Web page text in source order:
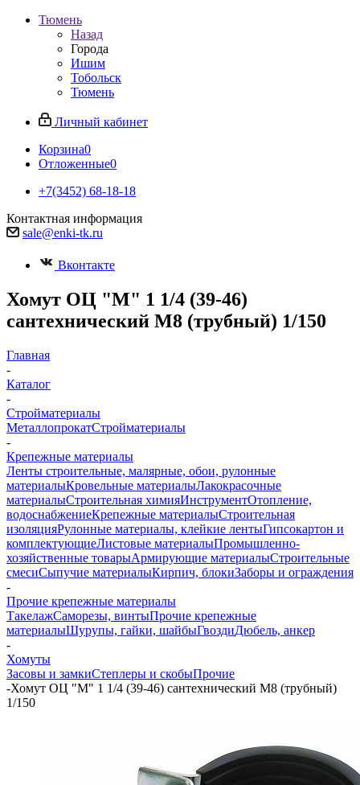
Тюмень
Назад
Города
Ишим
Тобольск
Тюмень
Личный кабинет
Корзина0
Отложенные0
+7(3452) 68-18-18
Контактная информация
sale@enki-tk.ru
Вконтакте
Хомут ОЦ "М" 1 1/4 (39-46)
сантехнический М8 (трубный) 1/150
Главная
-
Каталог
-
Стройматериалы
МеталлопрокатСтройматериалы
-
Крепежные материалы
Ленты строительные, малярные, обои, рулонные
материалыКровельные материалыЛакокрасочные
материалыСтроительная химияИнструментОтопление,
водоснабжениеКрепежные материалыСтроительная
изоляцияРулонные материалы, клейкие лентыГипсокартон и
комплектующиеЛистовые материалыПромышленно-
хозяйственные товарыАрмирующие материалыСтроительные
смесиСыпучие материалыКирпич, блокиЗаборы и ограждения
-
Прочие крепежные материалы
ТакелажСаморезы, винтыПрочие крепежные
материалыШурупы, гайки, шайбыГвоздиДюбель, анкер
-
Хомуты
Засовы и замкиСтеплеры и скобыПрочие
-Хомут ОЦ "М" 1 1/4 (39-46) сантехнический М8 (трубный)
1/150